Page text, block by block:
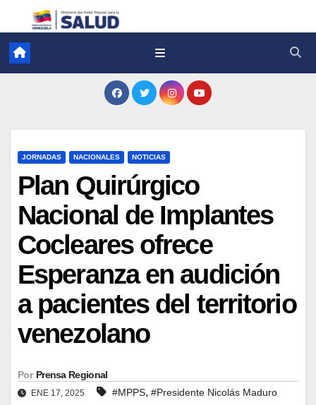
JORNADAS NACIONALES NOTICIAS
Plan Quirúrgico
Nacional de Implantes
Cocleares ofrece
Esperanza en audición
a pacientes del territorio
venezolano
Por Prensa Regional
ENE 17, 2025 #MPPS, #Presidente Nicolás Maduro